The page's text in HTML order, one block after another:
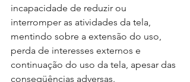
incapacidade de reduzir ou
interromper as atividades da tela,
mentindo sobre a extensão do uso,
perda de interesses externos e
continuação do uso da tela, apesar das
conseqüências adversas.